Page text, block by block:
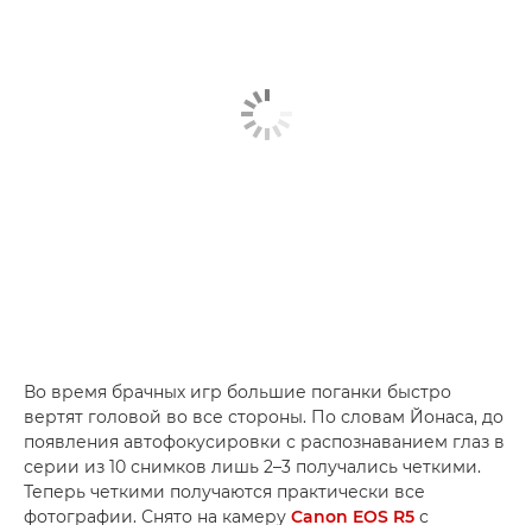
Во время брачных игр большие поганки быстро
вертят головой во все стороны. По словам Йонаса, до
появления автофокусировки с распознаванием глаз в
серии из 10 снимков лишь 2–3 получались четкими.
Теперь четкими получаются практически все
фотографии. Снято на камеру Canon EOS R5 с